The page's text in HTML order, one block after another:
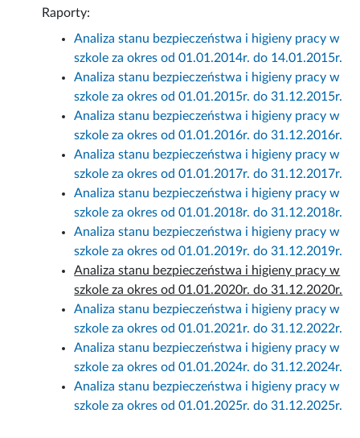
Raporty:
Analiza stanu bezpieczeństwa i higieny pracy w
szkole za okres od 01.01.2014r. do 14.01.2015r.
Analiza stanu bezpieczeństwa i higieny pracy w
szkole za okres od 01.01.2015r. do 31.12.2015r.
Analiza stanu bezpieczeństwa i higieny pracy w
szkole za okres od 01.01.2016r. do 31.12.2016r.
Analiza stanu bezpieczeństwa i higieny pracy w
szkole za okres od 01.01.2017r. do 31.12.2017r.
Analiza stanu bezpieczeństwa i higieny pracy w
szkole za okres od 01.01.2018r. do 31.12.2018r.
Analiza stanu bezpieczeństwa i higieny pracy w
szkole za okres od 01.01.2019r. do 31.12.2019r.
Analiza stanu bezpieczeństwa i higieny pracy w
szkole za okres od 01.01.2020r. do 31.12.2020r.
Analiza stanu bezpieczeństwa i higieny pracy w
szkole za okres od 01.01.2021r. do 31.12.2022r.
Analiza stanu bezpieczeństwa i higieny pracy w
szkole za okres od 01.01.2024r. do 31.12.2024r.
Analiza stanu bezpieczeństwa i higieny pracy w
szkole za okres od 01.01.2025r. do 31.12.2025r.